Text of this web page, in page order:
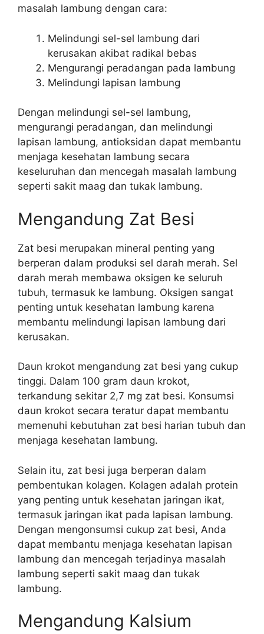
masalah lambung dengan cara:
Melindungi sel-sel lambung dari
kerusakan akibat radikal bebas
Mengurangi peradangan pada lambung
Melindungi lapisan lambung
Dengan melindungi sel-sel lambung,
mengurangi peradangan, dan melindungi
lapisan lambung, antioksidan dapat membantu
menjaga kesehatan lambung secara
keseluruhan dan mencegah masalah lambung
seperti sakit maag dan tukak lambung.
Mengandung Zat Besi
Zat besi merupakan mineral penting yang
berperan dalam produksi sel darah merah. Sel
darah merah membawa oksigen ke seluruh
tubuh, termasuk ke lambung. Oksigen sangat
penting untuk kesehatan lambung karena
membantu melindungi lapisan lambung dari
kerusakan.
Daun krokot mengandung zat besi yang cukup
tinggi. Dalam 100 gram daun krokot,
terkandung sekitar 2,7 mg zat besi. Konsumsi
daun krokot secara teratur dapat membantu
memenuhi kebutuhan zat besi harian tubuh dan
menjaga kesehatan lambung.
Selain itu, zat besi juga berperan dalam
pembentukan kolagen. Kolagen adalah protein
yang penting untuk kesehatan jaringan ikat,
termasuk jaringan ikat pada lapisan lambung.
Dengan mengonsumsi cukup zat besi, Anda
dapat membantu menjaga kesehatan lapisan
lambung dan mencegah terjadinya masalah
lambung seperti sakit maag dan tukak
lambung.
Mengandung Kalsium